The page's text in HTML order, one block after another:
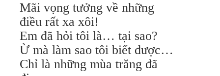
Mãi vọng tưởng về những
điều rất xa xôi!
Em đã hỏi tôi là… tại sao?
Ừ mà làm sao tôi biết được…
Chỉ là những mùa trăng đã